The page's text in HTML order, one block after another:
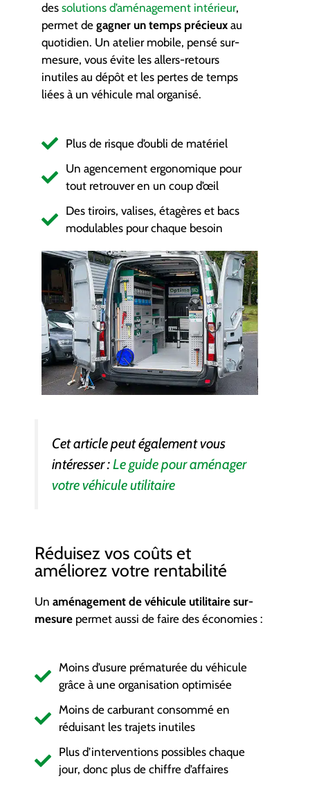
dessolutions d’aménagement intérieur,
permet degagner un temps précieux au
quotidien. Un atelier mobile, pensé sur-
mesure, vous évite les allers-retours
inutiles au dépôt et les pertes de temps
liées à un véhicule mal organisé.
Plus de risque d’oubli de matériel
Un agencement ergonomique pour
tout retrouver en un coup d’œil
Des tiroirs, valises, étagères et bacs
modulables pour chaque besoin
Cet article peut également vous
intéresser :Le guide pour aménager
votre véhicule utilitaire
Réduisez vos coûts et
améliorez votre rentabilité
Unaménagement de véhicule utilitaire sur-
mesure permet aussi de faire des économies :
Moins d’usure prématurée du véhicule
grâce à une organisation optimisée
Moins de carburant consommé en
réduisant les trajets inutiles
Plus d’interventions possibles chaque
jour, donc plus de chiffre d’affaires